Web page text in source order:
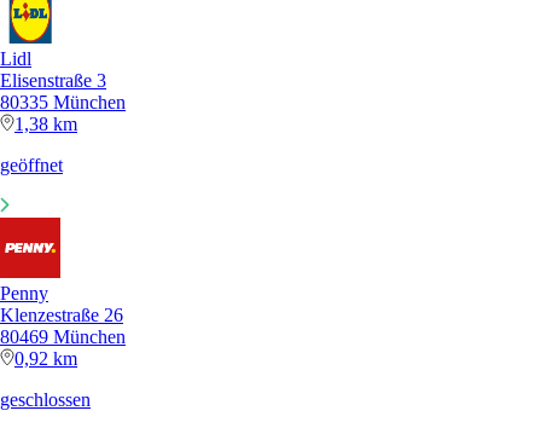
Lidl
Elisenstraße 3
80335 München
1,38 km
geöffnet
Penny
Klenzestraße 26
80469 München
0,92 km
geschlossen